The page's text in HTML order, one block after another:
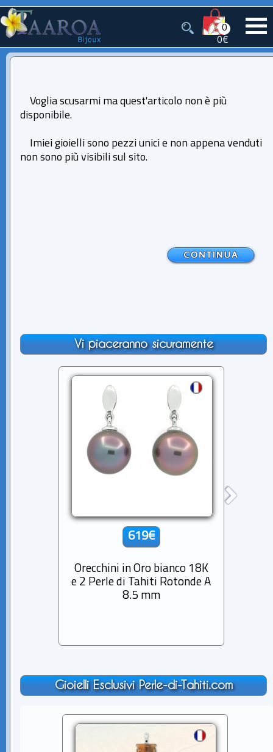
0
0€
Voglia scusarmi ma quest'articolo non è più
disponibile.
Imiei gioielli sono pezzi unici e non appena venduti
non sono più visibili sul sito.
Vi piaceranno sicuramente
619€
Orecchini in Oro bianco 18K
e 2 Perle di Tahiti Rotonde A
8.5 mm
Gioielli Esclusivi Perle-di-Tahiti.com